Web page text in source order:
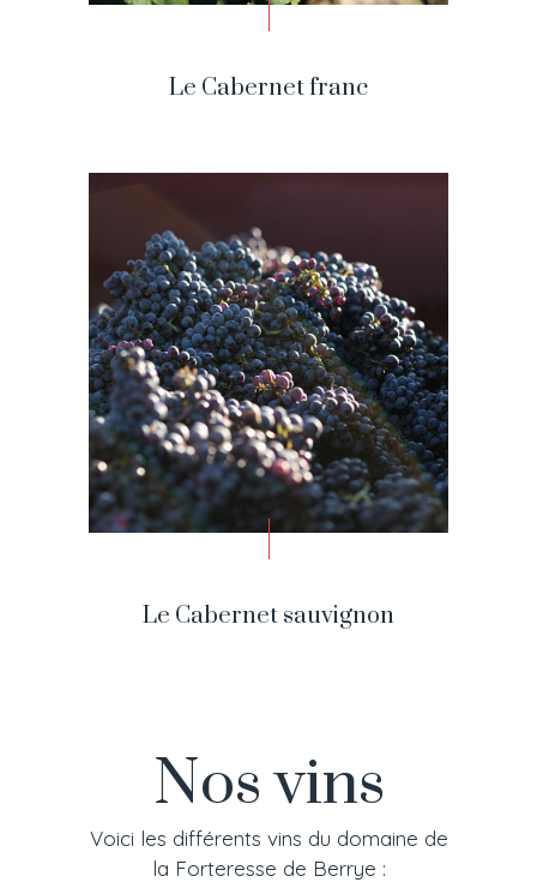
Le Cabernet franc
Le Cabernet sauvignon
Nos vins
Voici les différents vins du domaine de
la Forteresse de Berrye :